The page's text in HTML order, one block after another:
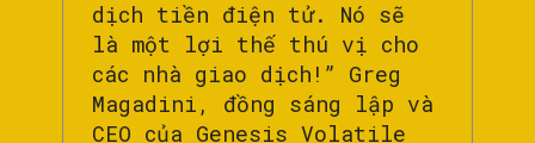
dịch tiền điện tử. Nó sẽ
là một lợi thế thú vị cho
các nhà giao dịch!” Greg
Magadini, đồng sáng lập và
CEO của Genesis Volatile